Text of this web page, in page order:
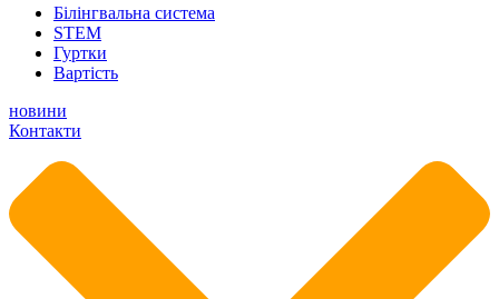
Білінгвальна система
STEM
Гуртки
Вартість
новини
Контакти